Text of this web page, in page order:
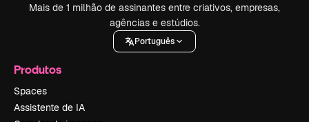
Mais de 1 milhão de assinantes entre criativos, empresas,
agências e estúdios.
Português
Produtos
Spaces
Assistente de IA